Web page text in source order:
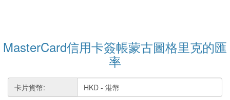
MasterCard信用卡簽帳蒙古圖格里克的匯
率
卡片貨幣: